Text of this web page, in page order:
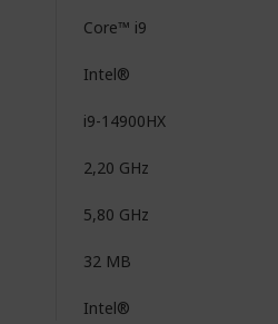
Core™ i9
Intel®
i9-14900HX
2,20 GHz
5,80 GHz
32 MB
Intel®